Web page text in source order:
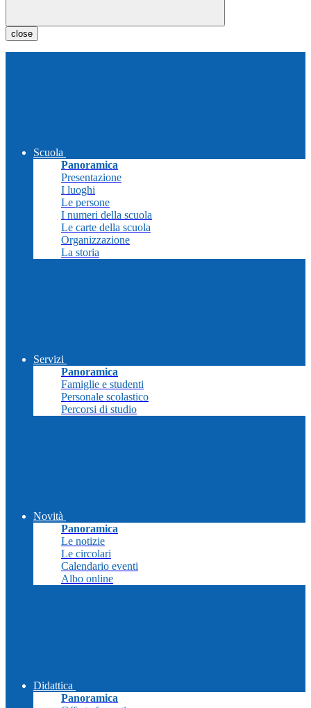
close
Scuola
Panoramica
Presentazione
I luoghi
Le persone
I numeri della scuola
Le carte della scuola
Organizzazione
La storia
Servizi
Panoramica
Famiglie e studenti
Personale scolastico
Percorsi di studio
Novità
Panoramica
Le notizie
Le circolari
Calendario eventi
Albo online
Didattica
Panoramica